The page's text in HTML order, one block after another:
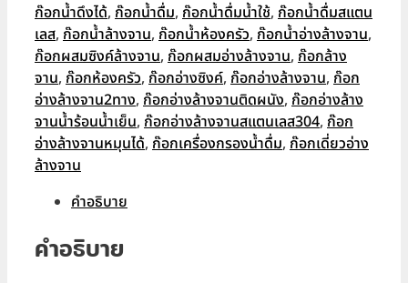
ส
แตน
เลส
304
BF271
Golden
Cold
Sink
ก๊อกน้ำดึงได้, ก๊อกน้ำดื่ม, ก๊อกน้ำดื่มน้ำใช้, ก๊อกน้ำดื่มสแตน
เลส, ก๊อกน้ำล้างจาน, ก๊อกน้ำห้องครัว, ก๊อกน้ำอ่างล้างจาน,
ก๊อกผสมซิงค์ล้างจาน, ก๊อกผสมอ่างล้างจาน, ก๊อกล้าง
จาน, ก๊อกห้องครัว, ก๊อกอ่างซิงค์, ก๊อกอ่างล้างจาน, ก๊อก
อ่างล้างจาน2ทาง, ก๊อกอ่างล้างจานติดผนัง, ก๊อกอ่างล้าง
จานน้ำร้อนน้ำเย็น, ก๊อกอ่างล้างจานสแตนเลส304, ก๊อก
อ่างล้างจานหมุนได้, ก๊อกเครื่องกรองน้ำดื่ม, ก๊อกเดี่ยวอ่าง
ล้างจาน
คำอธิบาย
คำอธิบาย